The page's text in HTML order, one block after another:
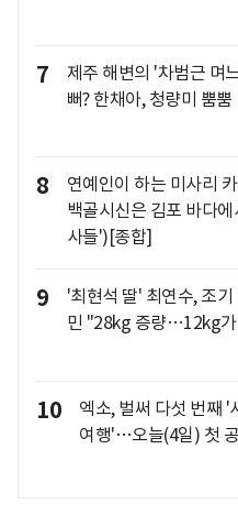
7
제주 해변의 '차범근 며
뻐? 한채아, 청량미 뿜뿜
8
연예인이 하는 미사리
백골시신은 김포 바다
사들')[종합]
9
'최현석 딸' 최연수, 조
민 "28kg 증량…12kg가
10
엑소, 벌써 다섯 번째 '
여행'…오늘(4일) 첫